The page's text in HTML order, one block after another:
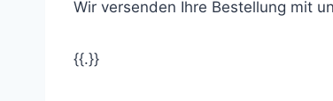
Wir versenden Ihre Bestellung mit
{{.}}